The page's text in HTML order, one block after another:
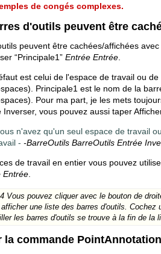
de congés complexes.
d'outils peuvent être
peuvent être cachées/affichées
“Principale1” Entrée Entrée
est celui de l'espace de travail ou
Principale1 est le nom de la
Pour ma part, je les mets
Inverser, vous pouvez aussi taper
n'avez qu'un seul espace de travail
- -BarreOutils BarreOutils Entrée
de travail en entier vous pouvez
Entrée
Vous pouvez cliquer avec le bouton de
une liste des barres d'outils.
les barres d'outils se trouve à la fin de la
la commande